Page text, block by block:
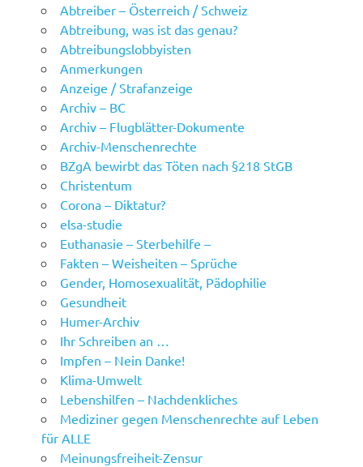
Abtreiber – Österreich / Schweiz
Abtreibung, was ist das genau?
Abtreibungslobbyisten
Anmerkungen
Anzeige / Strafanzeige
Archiv – BC
Archiv – Flugblätter-Dokumente
Archiv-Menschenrechte
BZgA bewirbt das Töten nach §218 StGB
Christentum
Corona – Diktatur?
elsa-studie
Euthanasie – Sterbehilfe –
Fakten – Weisheiten – Sprüche
Gender, Homosexualität, Pädophilie
Gesundheit
Humer-Archiv
Ihr Schreiben an …
Impfen – Nein Danke!
Klima-Umwelt
Lebenshilfen – Nachdenkliches
Mediziner gegen Menschenrechte auf Leben
für ALLE
Meinungsfreiheit-Zensur